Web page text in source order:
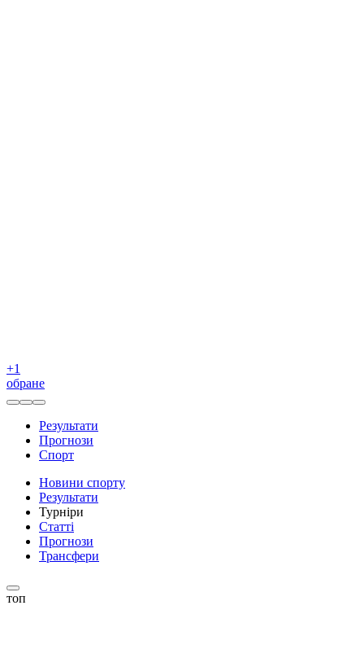
+1
обране
Результати
Прогнози
Спорт
Новини спорту
Результати
Турніри
Статті
Прогнози
Трансфери
топ